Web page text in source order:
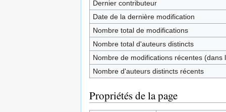
Dernier contributeur
Date de la dernière modification
Nombre total de modifications
Nombre total d'auteurs distincts
Nombre de modifications récentes (dans
Nombre d'auteurs distincts récents
Propriétés de la page